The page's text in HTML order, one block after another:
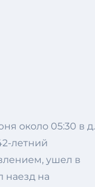
около 05:30 в д.
летний
ушел в
наезд на